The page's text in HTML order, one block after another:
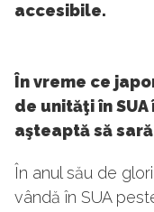
accesibile.
În vreme ce
de unităţi în SUA
aşteaptă să
În anul său de
vândă în SUA